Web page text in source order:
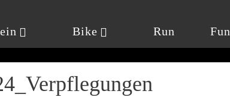
Bike Run Fun